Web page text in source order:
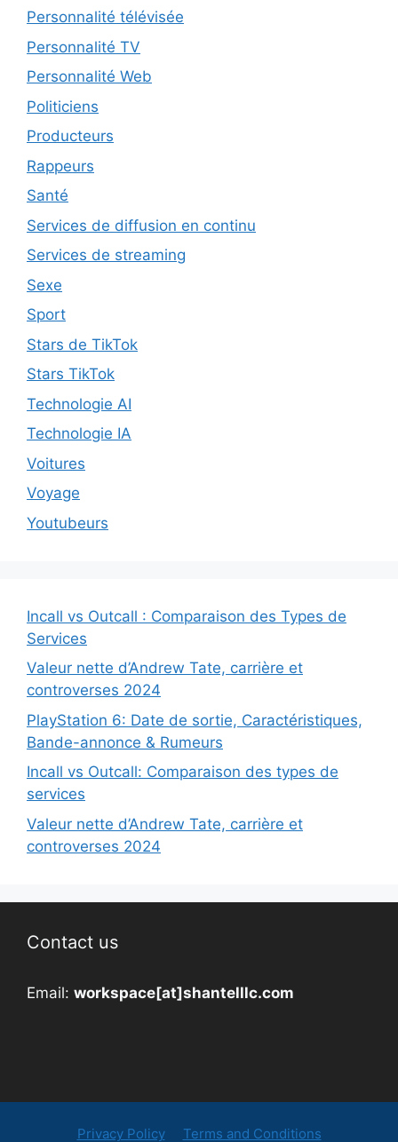
Personnalité télévisée
Personnalité TV
Personnalité Web
Politiciens
Producteurs
Rappeurs
Santé
Services de diffusion en continu
Services de streaming
Sexe
Sport
Stars de TikTok
Stars TikTok
Technologie AI
Technologie IA
Voitures
Voyage
Youtubeurs
Incall vs Outcall : Comparaison des Types de
Services
Valeur nette d’Andrew Tate, carrière et
controverses 2024
PlayStation 6: Date de sortie, Caractéristiques,
Bande-annonce & Rumeurs
Incall vs Outcall: Comparaison des types de
services
Valeur nette d’Andrew Tate, carrière et
controverses 2024
Contact us
Email: workspace[at]shantelllc.com
Privacy Policy Terms and Conditions